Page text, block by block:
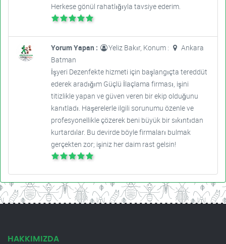
Herkese gönül rahatlığıyla tavsiye ederim.
Yorum Yapan : Yeliz Bakır, Konum :
Ankara
Batman
İşyeri Dezenfekte hizmeti için başlangıçta tereddüt
ederek aradığım Güçlü İlaçlama firması, işini
titizlikle yapan ve güven veren bir ekip olduğunu
kanıtladı. Haşerelerle ilgili sorunumu özenle ve
profesyonellikle çözerek beni büyük bir sıkıntıdan
kurtardılar. Bu devirde böyle firmaları bulmak
gerçekten zor; işiniz her daim rast gelsin!
HAKKIMIZDA